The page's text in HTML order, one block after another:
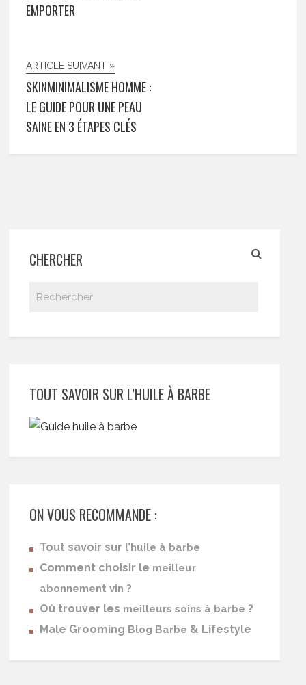
EMPORTER
ARTICLE SUIVANT »
SKINMINIMALISME HOMME :
LE GUIDE POUR UNE PEAU
SAINE EN 3 ÉTAPES CLÉS
CHERCHER
TOUT SAVOIR SUR L’HUILE À BARBE
ON VOUS RECOMMANDE :
Tout savoir sur l’huile à barbe
Comment choisir le meilleur
abonnement vin ?
Où trouver les meilleurs soins à barbe ?
Male Grooming Blog Barbe & Lifestyle